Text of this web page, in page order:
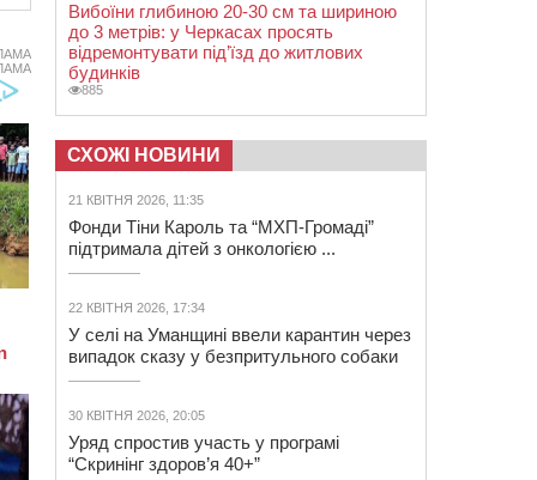
Вибоїни глибиною 20-30 см та шириною
до 3 метрів: у Черкасах просять
відремонтувати під’їзд до житлових
будинків
885
СХОЖІ НОВИНИ
21 КВІТНЯ 2026, 11:35
Фонди Тіни Кароль та “МХП-Громаді”
підтримала дітей з онкологією ...
22 КВІТНЯ 2026, 17:34
У селі на Уманщині ввели карантин через
випадок сказу у безпритульного собаки
30 КВІТНЯ 2026, 20:05
Уряд спростив участь у програмі
“Скринінг здоров’я 40+”